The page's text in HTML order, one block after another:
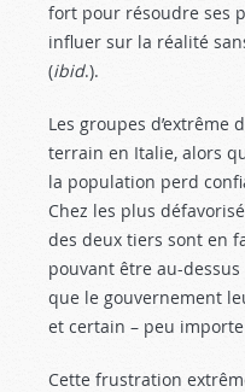
fort pour résoudre ses
influer sur la réalité
(ibid.).
Les groupes
terrain en Italie, alors
la population perd
Chez les plus
des deux tiers sont en
pouvant être au-
que le gouvernement
et certain – peu
Cette frustration